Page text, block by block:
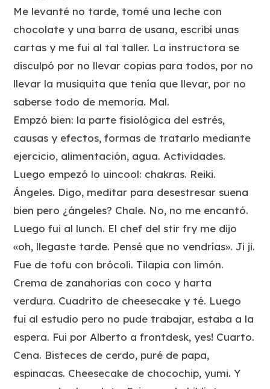
Me levanté no tarde, tomé una leche con
chocolate y una barra de usana, escribí unas
cartas y me fui al tal taller. La instructora se
disculpó por no llevar copias para todos, por no
llevar la musiquita que tenía que llevar, por no
saberse todo de memoria. Mal.
Empzó bien: la parte fisiológica del estrés,
causas y efectos, formas de tratarlo mediante
ejercicio, alimentación, agua. Actividades.
Luego empezó lo uincool: chakras. Reiki.
Ángeles. Digo, meditar para desestresar suena
bien pero ¿ángeles? Chale. No, no me encantó.
Luego fui al lunch. El chef del stir fry me dijo
«oh, llegaste tarde. Pensé que no vendrías». Ji ji.
Fue de tofu con brócoli. Tilapia con limón.
Crema de zanahorias con coco y harta
verdura. Cuadrito de cheesecake y té. Luego
fui al estudio pero no pude trabajar, estaba a la
espera. Fui por Alberto a frontdesk, yes! Cuarto.
Cena. Bisteces de cerdo, puré de papa,
espinacas. Cheesecake de chocochip, yumi. Y